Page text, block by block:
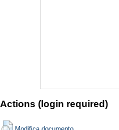
Actions (login required)